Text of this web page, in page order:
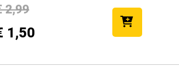
2,99
1,50